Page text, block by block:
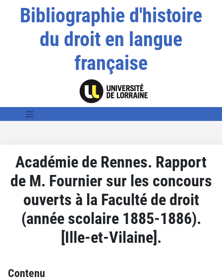
Bibliographie d'histoire
du droit en langue
française
Académie de Rennes. Rapport
de M. Fournier sur les concours
ouverts à la Faculté de droit
(année scolaire 1885-1886).
[Ille-et-Vilaine].
Contenu